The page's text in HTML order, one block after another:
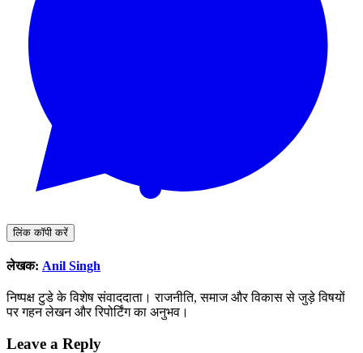
लिंक कॉपी करें
लेखक: Anil Singh
निष्पक्ष टुडे के विशेष संवाददाता। राजनीति, समाज और विकास से जुड़े विषयों
पर गहन लेखन और रिपोर्टिंग का अनुभव।
Leave a Reply